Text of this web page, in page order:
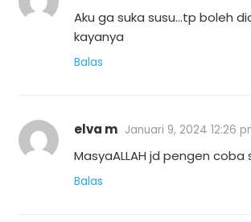
Aku ga suka susu…tp boleh
kayanya
Balas
elva m Januari 9, 2024 12:26
MasyaALLAH jd pengen
Balas